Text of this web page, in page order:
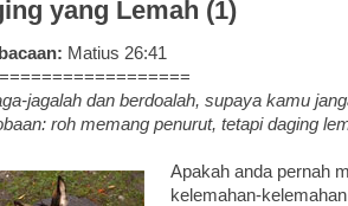
yang Lemah (1)
Matius 26:41
jagalah dan berdoalah, supaya kamu
roh memang penurut, tetapi daging
Apakah anda pernah
kelemahan-